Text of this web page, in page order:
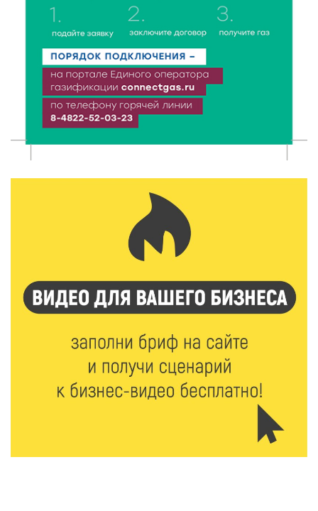
Светофор, ЮИДовцы и ГИБДД: в Ржевском округе
напомнили о важности дорожной дисциплины
8 Авг 2026 14:37 391
Педагог детского сада Святой Анны
Кашинской — лауреат всероссийского конкурса
8 Авг 2026 14:23 313
Виталий Королев запустил веловолну на Волге в
8 Авг 2026 13:37 878
Чем удивит X Международный фестиваль «Калитка»
в 2026 году?
Забыл вещи в транспорте? Рассказываем, что ждёт
пассажиров по новым правилам